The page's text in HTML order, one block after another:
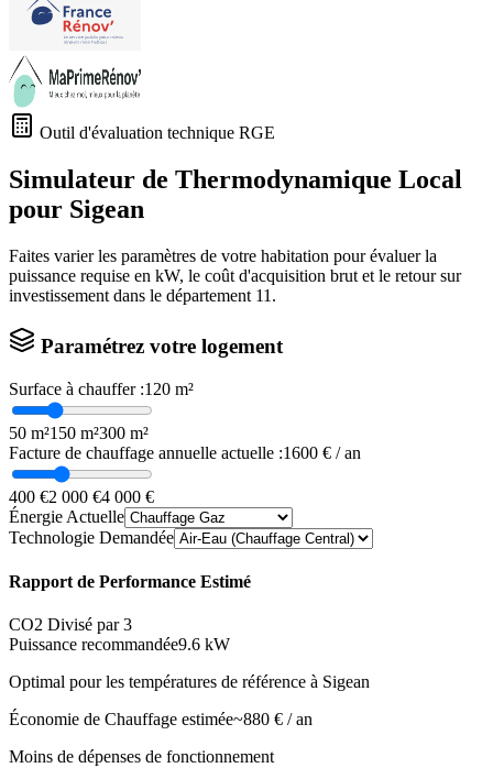
Outil d'évaluation technique RGE
Simulateur de Thermodynamique Local
pour Sigean
Faites varier les paramètres de votre habitation pour évaluer la
puissance requise en kW, le coût d'acquisition brut et le retour sur
investissement dans le département 11 .
Paramétrez votre logement
Surface à chauffer :120 m²
50 m²150 m²300 m²
Facture de chauffage annuelle actuelle :1600 € / an
400 €2 000 €4 000 €
Énergie Actuelle
Technologie Demandée
Rapport de Performance Estimé
CO2 Divisé par 3
Puissance recommandée9.6 kW
Optimal pour les températures de référence à Sigean
Économie de Chauffage estimée~880 € / an
Moins de dépenses de fonctionnement